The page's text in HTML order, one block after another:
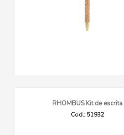
RHOMBUS Kit de escrita
Cod.: 51932